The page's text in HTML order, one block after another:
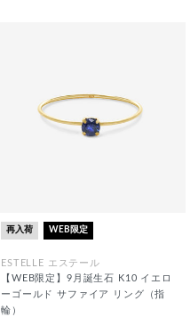
再入荷 WEB限定
ESTELLE エステール
【WEB限定】9月誕生石 K10 イエロ
ーゴールド サファイア リング（指
輪）